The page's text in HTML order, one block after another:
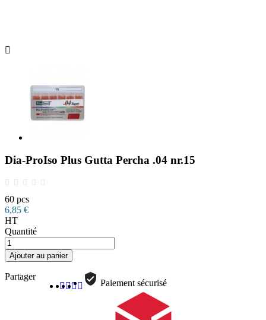

Dia-ProIso Plus Gutta Percha .04 nr.15
60 pcs
6,85 €
HT
Quantité
Ajouter au panier
Partager
Paiement sécurisé